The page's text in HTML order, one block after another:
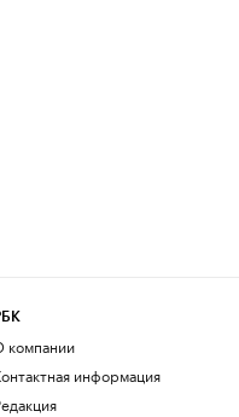
компании
информация